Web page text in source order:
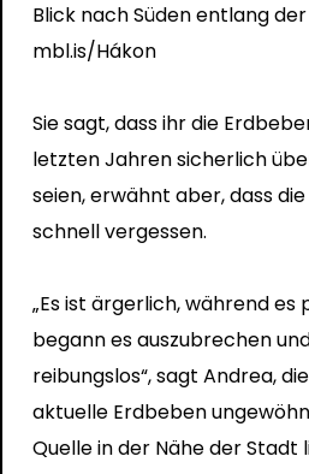
Blick nach Süden entlang
mbl.is/Hákon
Sie sagt, dass ihr die
letzten Jahren sicherlich
seien, erwähnt aber, dass
schnell vergessen.
„Es ist ärgerlich, während es
begann es auszubrechen
reibungslos“, sagt Andrea,
aktuelle Erdbeben
Quelle in der Nähe der Stadt